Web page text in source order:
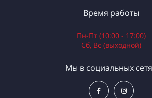
Время работы
Пн-Пт (10:00 - 17:00)
Сб, Вс (выходной)
Мы в социальных